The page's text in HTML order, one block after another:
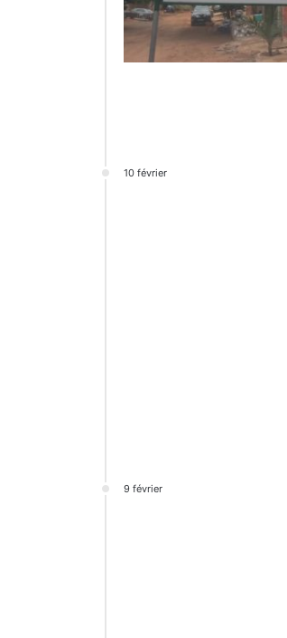
10 février
9 février